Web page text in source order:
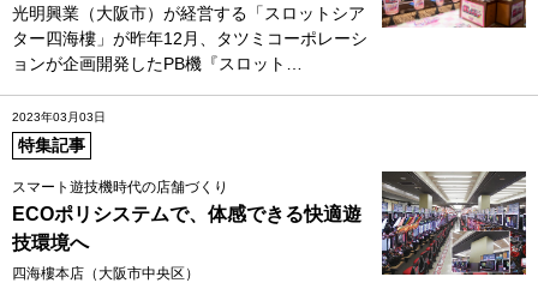
光明興業（大阪市）が経営する「スロットシア
ター四海樓」が昨年12月、タツミコーポレーシ
ョンが企画開発したPB機『スロット…
2023年03月03日
特集記事
スマート遊技機時代の店舗づくり
ECOポリシステムで、体感できる快適遊
技環境へ
四海樓本店（大阪市中央区）